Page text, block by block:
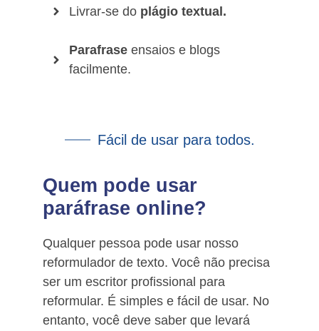
Livrar-se do plágio textual.
Parafrase ensaios e blogs
facilmente.
Fácil de usar para todos.
Quem pode usar
paráfrase online?
Qualquer pessoa pode usar nosso
reformulador de texto. Você não precisa
ser um escritor profissional para
reformular. É simples e fácil de usar. No
entanto, você deve saber que levará